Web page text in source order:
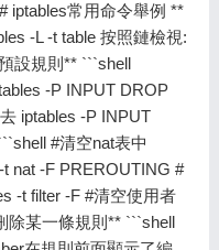
iptables常用命令舉例 **
-L -t table 按照鏈檢視:
設規則** ```shell
-P INPUT DROP
iptables -P INPUT
#清空nat表中
nat -F PREROUTING #
-t filter -F #清空使用者
除某一條規則** ```shell